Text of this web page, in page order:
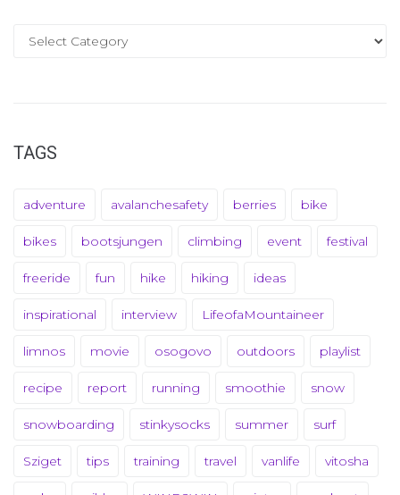
TAGS
adventure avalanchesafety berries bike
bikes bootsjungen climbing event festival
freeride fun hike hiking ideas
inspirational interview LifeofaMountaineer
limnos movie osogovo outdoors playlist
recipe report running smoothie snow
snowboarding stinkysocks summer surf
Sziget tips training travel vanlife vitosha